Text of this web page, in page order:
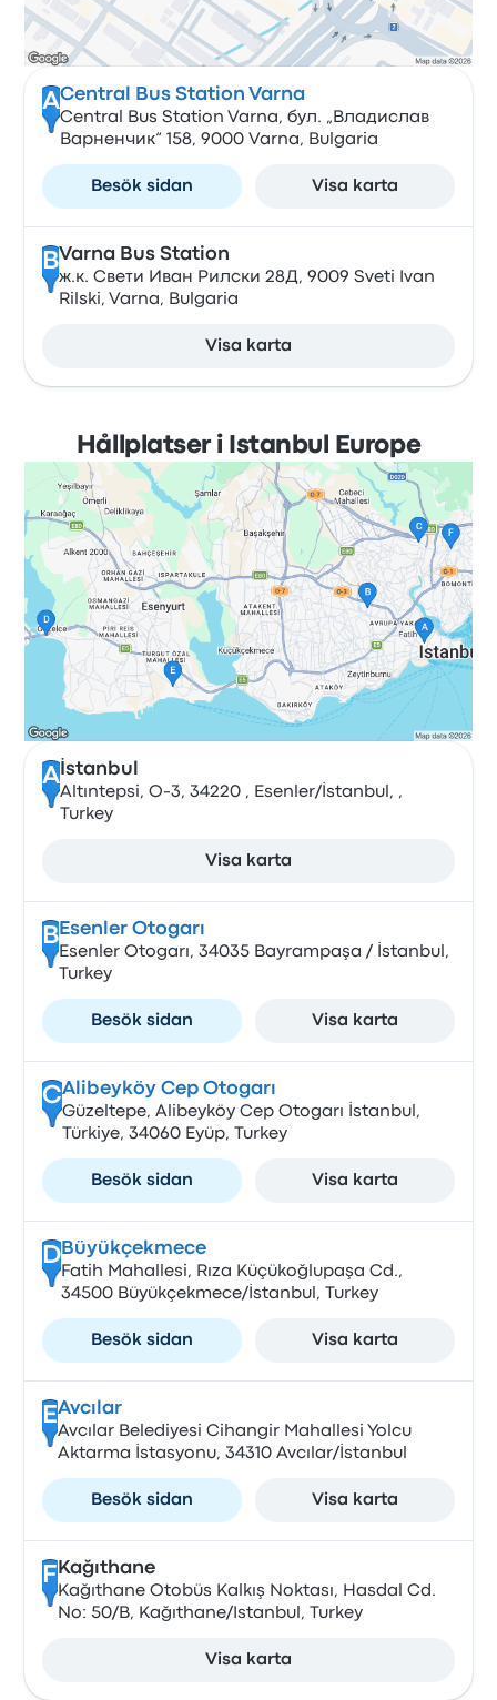
ACentral Bus Station Varna
Central Bus Station Varna, бул. „Владислав
Варненчик“ 158, 9000 Varna, Bulgaria
Besök sidan Visa karta
BVarna Bus Station
ж.к. Свети Иван Рилски 28Д, 9009 Sveti Ivan
Rilski, Varna, Bulgaria
Visa karta
Hållplatser i Istanbul Europe
A İstanbul
Altıntepsi, O-3, 34220 , Esenler/İstanbul, ,
Turkey
Visa karta
B Esenler Otogarı
Esenler Otogarı, 34035 Bayrampaşa / İstanbul,
Turkey
Besök sidan Visa karta
CAlibeyköy Cep Otogarı
Güzeltepe, Alibeyköy Cep Otogarı İstanbul,
Türkiye, 34060 Eyüp, Turkey
Besök sidan Visa karta
DBüyükçekmece
Fatih Mahallesi, Rıza Küçükoğlupaşa Cd.,
34500 Büyükçekmece/İstanbul, Turkey
Besök sidan Visa karta
EAvcılar
Avcılar Belediyesi Cihangir Mahallesi Yolcu
Aktarma İstasyonu, 34310 Avcılar/İstanbul
Besök sidan Visa karta
F Kağıthane
Kağıthane Otobüs Kalkış Noktası, Hasdal Cd.
No: 50/B, Kağıthane/Istanbul, Turkey
Visa karta